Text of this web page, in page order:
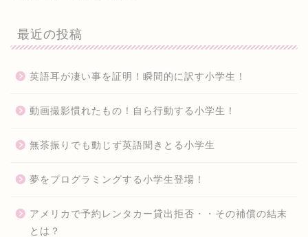
最近の投稿
英語耳が凄い事を証明！瞬間的に訳す小学生！
動画撮影慣れたもの！自ら行動する小学生！
無茶振りでも動じず英語聞きとる小学生
夢をプログラミングする小学生登場！
アメリカで予約レンタカー貸出拒否・・その補償の結末
とは？